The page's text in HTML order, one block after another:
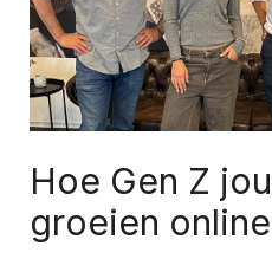
Hoe Gen Z
groeien online